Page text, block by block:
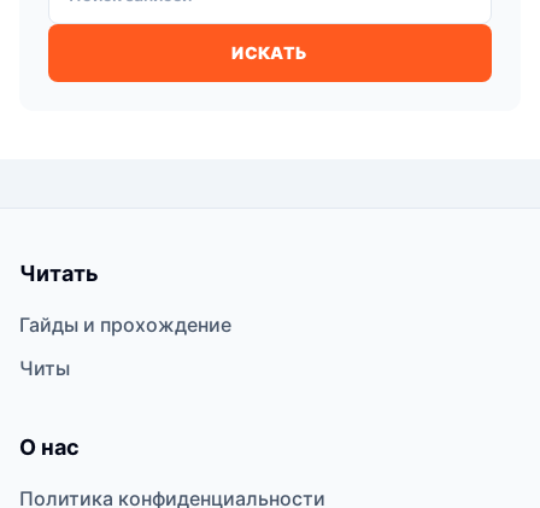
ИСКАТЬ
Читать
Гайды и прохождение
Читы
О нас
Политика конфиденциальности